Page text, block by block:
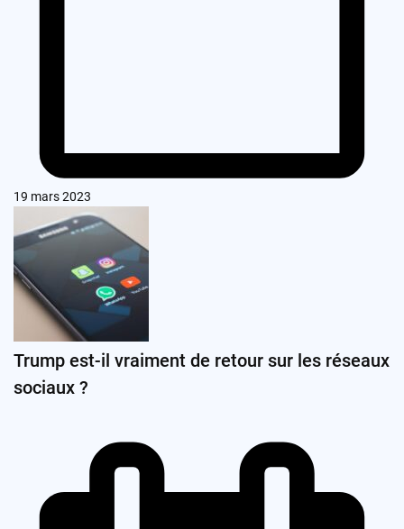
19 mars 2023
Trump est-il vraiment de retour sur les réseaux
sociaux ?